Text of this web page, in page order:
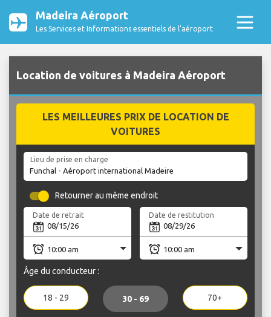
Madeira Aéroport
Les Services et Informations essentiels de l’aéroport
Location de voitures à Madeira Aéroport
LES MEILLEURES PRIX DE LOCATION DE
VOITURES
Lieu de prise en charge
Retourner au même endroit
Date de retrait Date de restitution
Âge du conducteur :
18 - 29 30 - 69 70+